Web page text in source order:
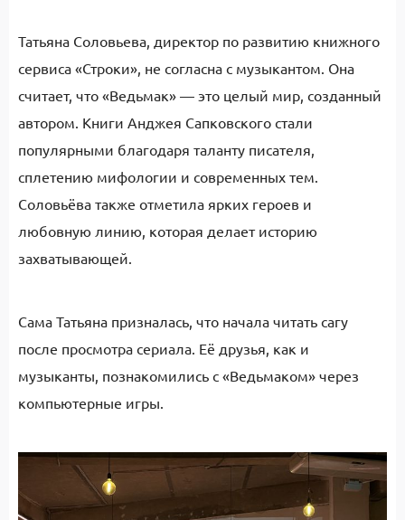
Татьяна Соловьева, директор по развитию книжного
сервиса «Строки», не согласна с музыкантом. Она
считает, что «Ведьмак» — это целый мир, созданный
автором. Книги Анджея Сапковского стали
популярными благодаря таланту писателя,
сплетению мифологии и современных тем.
Соловьёва также отметила ярких героев и
любовную линию, которая делает историю
захватывающей.
Сама Татьяна призналась, что начала читать сагу
после просмотра сериала. Её друзья, как и
музыканты, познакомились с «Ведьмаком» через
компьютерные игры.